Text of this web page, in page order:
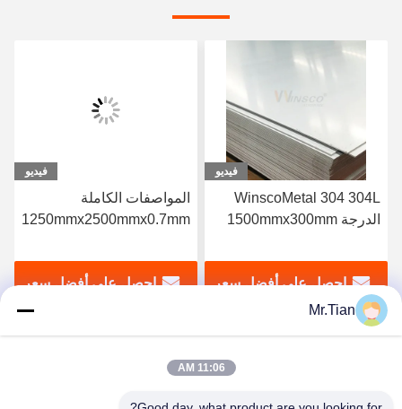
فيديو
المواصفات الكاملة
1250mmx2500mmx0.7mm
2B صفيحة الفولاذ المقاوم
للصدأ 304 304L الدرجةاحصل على أفضل سعر
فيديو
المصنع الأصلي SUS 316
316L الفولاذ المقاوم للصدأ
1220mmx2440mmx0.7mm
احصل على أفضل سعر
Mr.Tian
11:06 AM